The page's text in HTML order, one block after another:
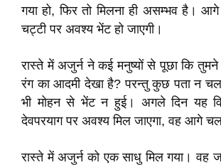
गया हो, फिर तो मिलना ही असम्भव है।
चट्टी पर अवश्य भेंट हो जाएगी।
रास्ते में अजुर्न ने कई मनुष्यों से पूछा कि तुमने
रंग का आदमी देखा है? परन्तु कुछ पता न
भी मोहन से भेंट न हुई। अगले दिन यह
देवपरयाग पर अवश्य मिल जाएगा, वह आगे चल
रास्ते में अजुर्न को एक साधु मिल गया। वह